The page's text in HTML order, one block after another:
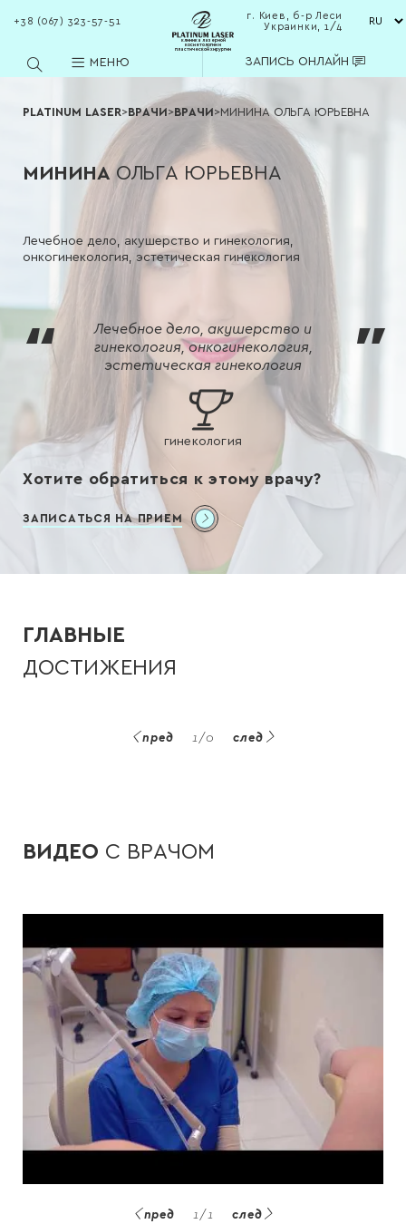
МЕНЮ
клиника лазерной
косметологии и
пластической хирургии
+38 (067) 323-57-51
г. Киев, б-р Леси
Украинки, 1/4
ЗАПИСЬ ОНЛАЙН
PLATINUM LASER>ВРАЧИ>ВРАЧИ>МИНИНА ОЛЬГА ЮРЬЕВНА
МИНИНАОЛЬГА ЮРЬЕВНА
Лечебное дело, акушерство и гинекология,
онкогинекология, эстетическая гинекология
Лечебное дело, акушерство и
гинекология, онкогинекология,
эстетическая гинекология
гинекология
Хотите обратиться к этому врачу?
ЗАПИСАТЬСЯ НА ПРИЕМ
ГЛАВНЫЕ
ДОСТИЖЕНИЯ
пред 1/0 след
ВИДЕО С ВРАЧОМ
пред 1/1 след